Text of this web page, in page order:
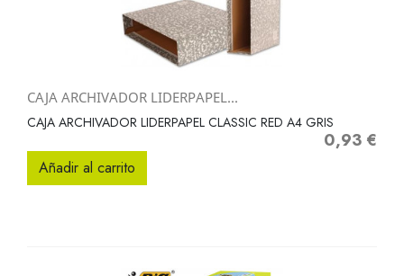
CAJA ARCHIVADOR LIDERPAPEL...
CAJA ARCHIVADOR LIDERPAPEL CLASSIC RED A4 GRIS
Precio
0,93 €
Añadir al carrito